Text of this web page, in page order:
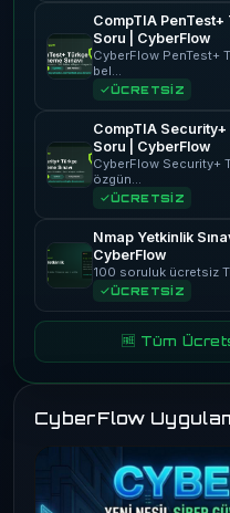
CompTIA PenTest+
Soru | CyberFlow
CyberFlow PenTest+
bel…
ÜCRETSİZ
CompTIA Security+
Soru | CyberFlow
CyberFlow Security+
özgün…
ÜCRETSİZ
Nmap Yetkinlik
CyberFlow
100 soruluk ücretsiz
ÜCRETSİZ
🆓 Tüm
CyberFlow